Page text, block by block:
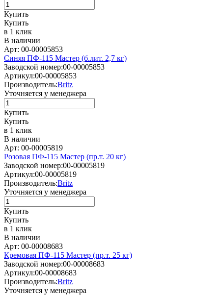
Купить
Купить
в 1 клик
В наличии
Арт: 00-00005853
Синяя ПФ-115 Мастер (б.лит. 2,7 кг)
Заводской номер:00-00005853
Артикул:00-00005853
Производитель:Britz
Уточняется у менеджера
Купить
Купить
в 1 клик
В наличии
Арт: 00-00005819
Розовая ПФ-115 Мастер (пр.т. 20 кг)
Заводской номер:00-00005819
Артикул:00-00005819
Производитель:Britz
Уточняется у менеджера
Купить
Купить
в 1 клик
В наличии
Арт: 00-00008683
Кремовая ПФ-115 Мастер (пр.т. 25 кг)
Заводской номер:00-00008683
Артикул:00-00008683
Производитель:Britz
Уточняется у менеджера